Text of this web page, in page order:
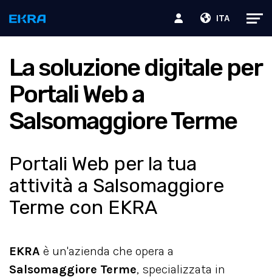
ITA
La soluzione digitale per
Portali Web a
Salsomaggiore Terme
Portali Web per la tua
attività a Salsomaggiore
Terme con EKRA
EKRA è un'azienda che opera a
Salsomaggiore Terme, specializzata in